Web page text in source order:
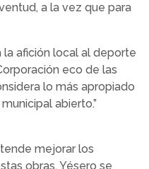
a la vez que para
afición local al deporte
eco de las
lo más apropiado
abierto.”
mejorar los
obras, Yésero se